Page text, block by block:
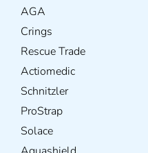
AGA
Crings
Rescue Trade
Actiomedic
Schnitzler
ProStrap
Solace